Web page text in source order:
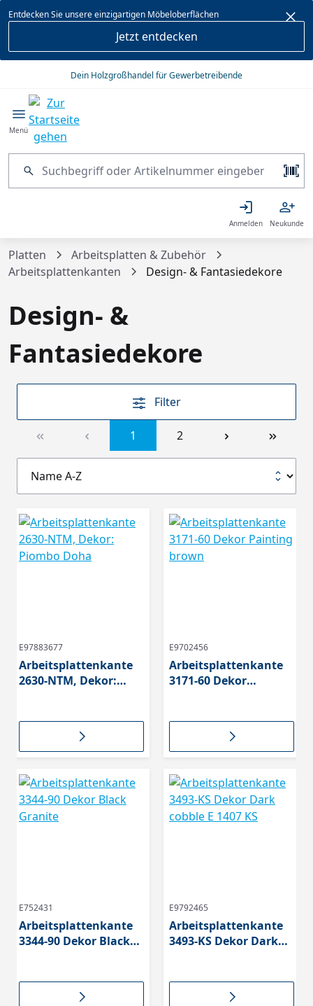
springen
Entdecken Sie unsere einzigartigen Möbeloberflächen
Jetzt entdecken
Dein Holzgroßhandel für Gewerbetreibende
Menü
Anmelden Neukunde
Platten
Arbeitsplatten & Zubehör
Arbeitsplattenkanten
Design- & Fantasiedekore
Design- &
Fantasiedekore
Filter
1 2
E97883677
Arbeitsplattenkante
2630-NTM, Dekor:
E9702456
Arbeitsplattenkante
3171-60 Dekor
E752431
Arbeitsplattenkante
3344-90 Dekor Black
E9792465
Arbeitsplattenkante
3493-KS Dekor Dark